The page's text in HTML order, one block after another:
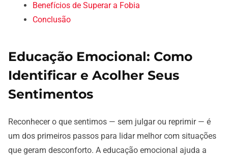
Benefícios de Superar a Fobia
Conclusão
Educação Emocional: Como
Identificar e Acolher Seus
Sentimentos
Reconhecer o que sentimos — sem julgar ou reprimir — é
um dos primeiros passos para lidar melhor com situações
que geram desconforto. A educação emocional ajuda a